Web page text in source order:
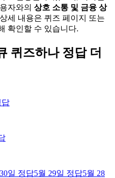
자와의 상호 소통 및 금융 상
세 내용은 퀴즈 페이지 또는
확인할 수 있습니다.
퀴즈하나정답 더
답
일 정답5월 29일 정답5월 28